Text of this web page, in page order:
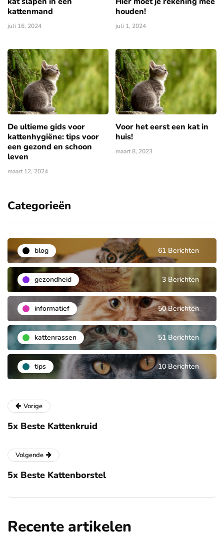
kattenmand
juli 16, 2024
houden!
juli 1, 2024
De ultieme gids voor
kattenhygiëne: tips voor
een gezond en schoon
leven
maart 12, 2024
Voor het eerst een kat in
huis!
maart 8, 2023
Categorieën
blog 61 Berichten
gezondheid 3 Berichten
informatief 50 Berichten
kattenrassen 51 Berichten
tips 10 Berichten
Vorige
5x Beste Kattenkruid
Volgende
5x Beste Kattenborstel
Recente artikelen